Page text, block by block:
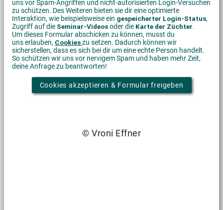
uns vor Spam-Angriffen und nicht-autorisierten Login-Versuchen
zu schützen. Des Weiteren bieten sie dir eine optimierte
Interaktion, wie beispielsweise ein gespeicherter Login-Status,
Zugriff auf die Seminar-Videosoder die Karte der Züchter.
Um dieses Formular abschicken zu können, musst du
uns erlauben, Cookieszu setzen. Dadurch können wir
sicherstellen, dass es sich bei dir um eine echte Person handelt.
So schützen wir uns vor nervigem Spam und haben mehr Zeit,
deine Anfrage zu beantworten!
Cookies akzeptieren & Formular freigeben
© Vroni Effner